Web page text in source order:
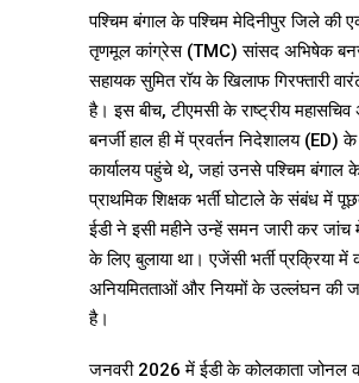
पश्चिम बंगाल के पश्चिम मेदिनीपुर जिले की
तृणमूल कांग्रेस (TMC) सांसद अभिषेक
सहायक सुमित रॉय के खिलाफ गिरफ्तारी
है। इस बीच, टीएमसी के राष्ट्रीय
बनर्जी हाल ही में प्रवर्तन निदेशालय (ED)
कार्यालय पहुंचे थे, जहां उनसे पश्चिम बंगाल
प्राथमिक शिक्षक भर्ती घोटाले के संबंध में
ईडी ने इसी महीने उन्हें समन जारी कर जांच
के लिए बुलाया था। एजेंसी भर्ती प्रक्रिया में
अनियमितताओं और नियमों के उल्लंघन की
है।
जनवरी 2026 में ईडी के कोलकाता जोनल